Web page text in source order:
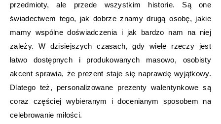
przedmioty, ale przede wszystkim historie. Są one
świadectwem tego, jak dobrze znamy drugą osobę, jakie
mamy wspólne doświadczenia i jak bardzo nam na niej
zależy. W dzisiejszych czasach, gdy wiele rzeczy jest
łatwo dostępnych i produkowanych masowo, osobisty
akcent sprawia, że prezent staje się naprawdę wyjątkowy.
Dlatego też, personalizowane prezenty walentynkowe są
coraz częściej wybieranym i docenianym sposobem na
celebrowanie miłości.